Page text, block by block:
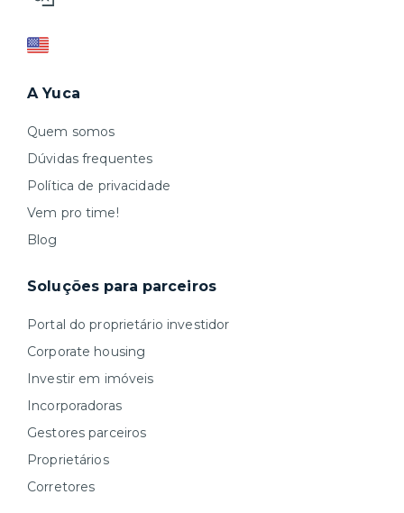
A Yuca
Quem somos
Dúvidas frequentes
Política de privacidade
Vem pro time!
Blog
Soluções para parceiros
Portal do proprietário investidor
Corporate housing
Investir em imóveis
Incorporadoras
Gestores parceiros
Proprietários
Corretores